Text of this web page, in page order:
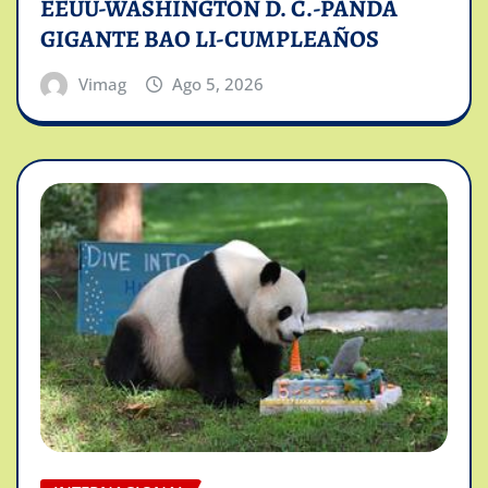
EEUU-WASHINGTON D. C.-PANDA
GIGANTE BAO LI-CUMPLEAÑOS
Vimag Ago 5, 2026